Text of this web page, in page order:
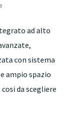
ad alto
con sistema
ampio spazio
da scegliere